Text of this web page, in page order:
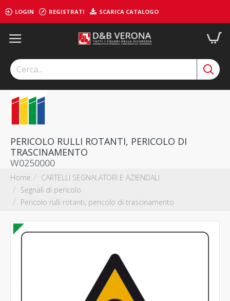
LOGIN REGISTRATI SCARICA CATALOGO
Home
CARTELLI SEGNALATORI E AZIENDALI
Segnali di pericolo
Pericolo rulli rotanti, pericolo di trascinamento
PERICOLO RULLI ROTANTI, PERICOLO DI
TRASCINAMENTO
W0250000